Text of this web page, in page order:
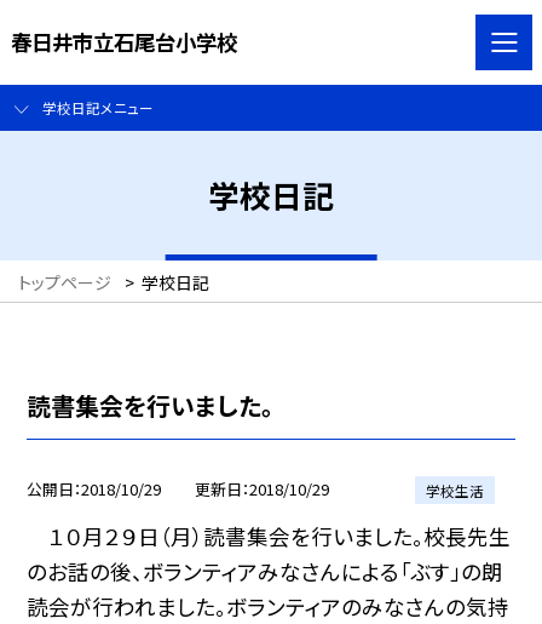
春日井市立石尾台小学校
学校日記メニュー
学校日記
トップページ > 学校日記
読書集会を行いました。
公開日 2018/10/29 更新日 2018/10/29 学校生活
１０月２９日（月）読書集会を行いました。校長先生
のお話の後、ボランティアみなさんによる「ぶす」の朗
読会が行われました。ボランティアのみなさんの気持